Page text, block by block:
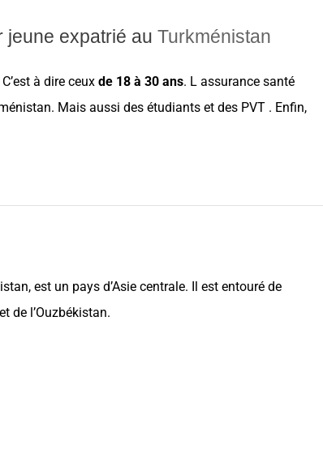
jeune expatrié au Turkménistan
C’est à dire ceux de 18 à 30 ans. L assurance santé
. Mais aussi des étudiants et des PVT . Enfin,
, est un pays d’Asie centrale. Il est entouré de
et de l’Ouzbékistan.